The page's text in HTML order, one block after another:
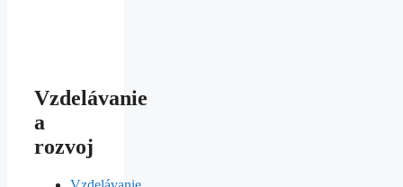
Vzdelávanie
a
rozvoj